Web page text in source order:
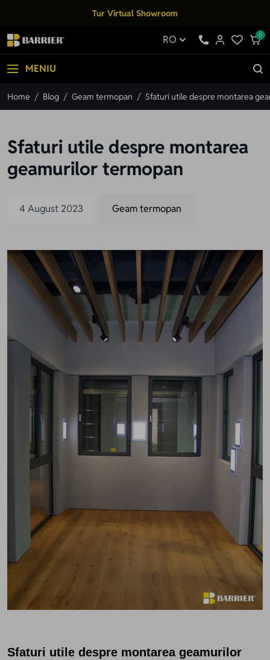
Tur Virtual Showroom
RO 0
MENIU
Home / Blog / Geam termopan / Sfaturi utile despre montarea
Sfaturi utile despre montarea
geamurilor termopan
4 August 2023 Geam termopan
Sfaturi utile despre montarea geamurilor